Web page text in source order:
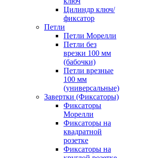
Цилиндр ключ/
фиксатор
Петли
Петли Морелли
Петли без
врезки 100 мм
(бабочки)
Петли врезные
100 мм
(универсальные)
Завертки (Фиксаторы)
Фиксаторы
Морелли
Фиксаторы на
квадратной
розетке
Фиксаторы на